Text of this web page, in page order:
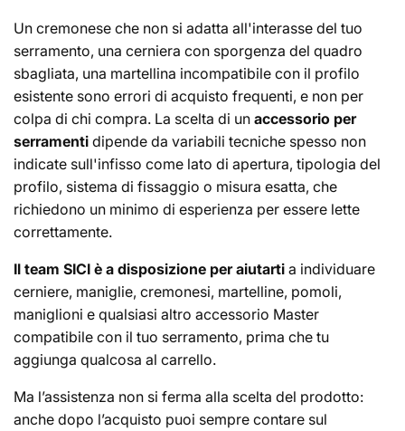
Un cremonese che non si adatta all'interasse del tuo
serramento, una cerniera con sporgenza del quadro
sbagliata, una martellina incompatibile con il profilo
esistente sono errori di acquisto frequenti, e non per
colpa di chi compra. La scelta di un accessorio per
serramenti dipende da variabili tecniche spesso non
indicate sull'infisso come lato di apertura, tipologia del
profilo, sistema di fissaggio o misura esatta, che
richiedono un minimo di esperienza per essere lette
correttamente.
Il team SICI è a disposizione per aiutarti a individuare
cerniere, maniglie, cremonesi, martelline, pomoli,
maniglioni e qualsiasi altro accessorio Master
compatibile con il tuo serramento, prima che tu
aggiunga qualcosa al carrello.
Ma l’assistenza non si ferma alla scelta del prodotto:
anche dopo l’acquisto puoi sempre contare sul